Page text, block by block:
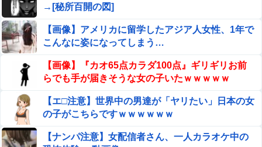
児の動画、本物だった…
女さん、ワンピースグッズを大量注文→全キャンセル
で逮捕ｗｗｗ
【朗報】マンジャラーワイ、マンジャロ使用して8週間た
った結果
【画像】X女子「ガチでこういう彼氏欲しくて息できん」
2000万バズ
カープ小園＆ファビ、巨人又木から逆転タイムリー！秋山
も2塁打で岡本駿を援護！！他
→[秘所百開の図]
【画像】アメリカに留学したアジア人女性、1年で
こんなに姿になってしまう…
【画像】『カオ65点カラダ100点』ギリギリお前
らでも手が届きそうな女の子いたｗｗｗｗｗ
【エ□注意】世界中の男達が「ヤリたい」日本の女
の子がこちらですｗｗｗｗｗｗ
【ナンパ注意】女配信者さん、一人カラオケ中の